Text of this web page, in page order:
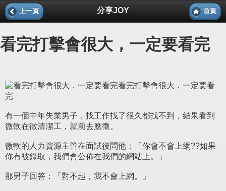
上一頁 分享JOY 首頁
看完打擊會很大，一定要看完
看完打擊會很大，一定要看
完
有一個中年失業男子，找工作找了很久都找不到，結果看到
微軟在徵清潔工，就前去應徵。
微軟的人力資源主管在面試後問他：「你會不會上網??如果
你有被錄取，我們會公佈在我們的網站上。」
那男子回答：「對不起，我不會上網。」